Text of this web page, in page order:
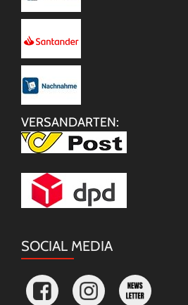
VERSANDARTEN:
SOCIAL MEDIA